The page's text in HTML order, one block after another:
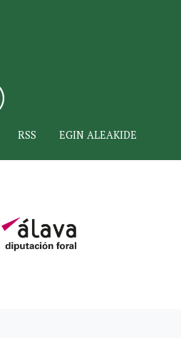
RSS EGIN ALEAKIDE